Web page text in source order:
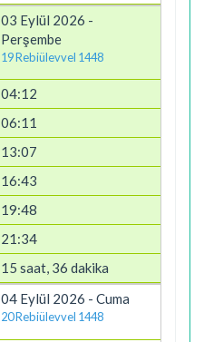
03 Eylül 2026 -
Perşembe
19 Rebiülevvel 1448
04:12
06:11
13:07
16:43
19:48
21:34
15 saat, 36 dakika
04 Eylül 2026 - Cuma
20 Rebiülevvel 1448